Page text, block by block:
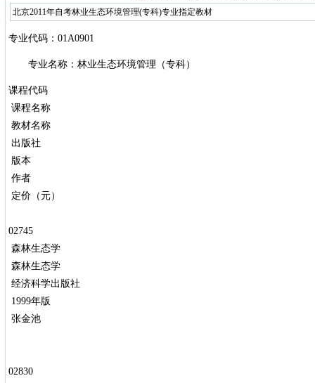
北京2011年自考林业生态环境管理(专科)专业指定教材
专业代码：01A0901
专业名称：林业生态环境管理（专科）
课程代码
课程名称
教材名称
出版社
版本
作者
定价（元）
02745
森林生态学
森林生态学
经济科学出版社
1999年版
张金池
02830